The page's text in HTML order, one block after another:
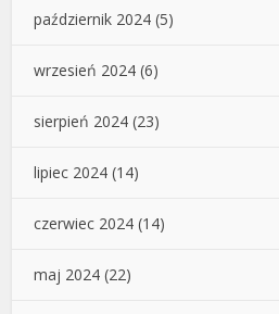
październik 2024 (5)
wrzesień 2024 (6)
sierpień 2024 (23)
lipiec 2024 (14)
czerwiec 2024 (14)
maj 2024 (22)